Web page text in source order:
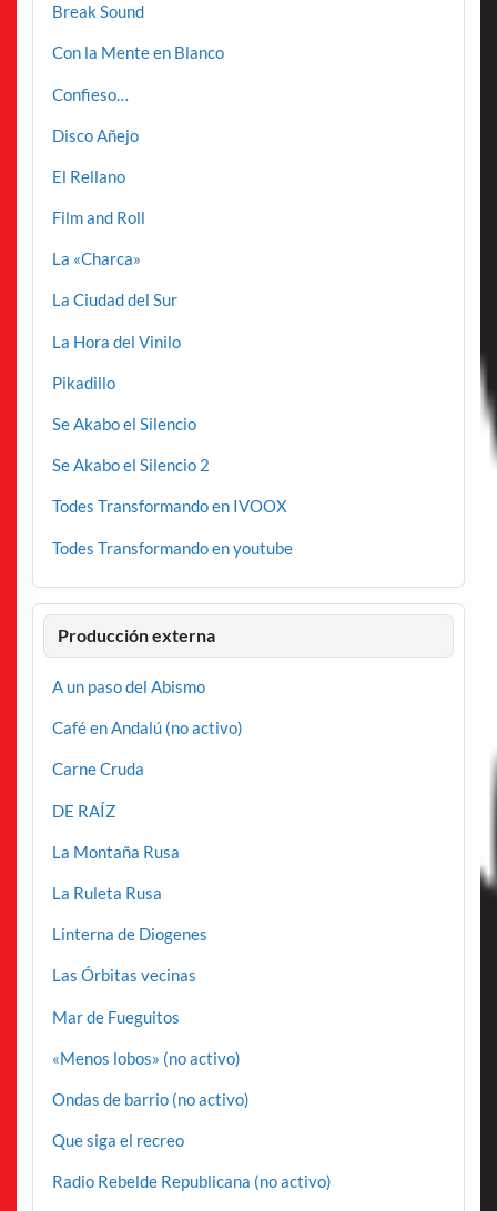
Break Sound
Con la Mente en Blanco
Confieso…
Disco Añejo
El Rellano
Film and Roll
La «Charca»
La Ciudad del Sur
La Hora del Vinilo
Pikadillo
Se Akabo el Silencio
Se Akabo el Silencio 2
Todes Transformando en IVOOX
Todes Transformando en youtube
Producción externa
A un paso del Abismo
Café en Andalú (no activo)
Carne Cruda
DE RAÍZ
La Montaña Rusa
La Ruleta Rusa
Linterna de Diogenes
Las Órbitas vecinas
Mar de Fueguitos
«Menos lobos» (no activo)
Ondas de barrio (no activo)
Que siga el recreo
Radio Rebelde Republicana (no activo)